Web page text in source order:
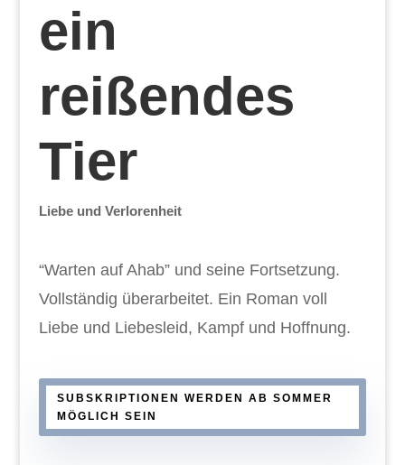
ein
reißendes
Tier
Liebe und Verlorenheit
“Warten auf Ahab” und seine Fortsetzung.
Vollständig überarbeitet. Ein Roman voll
Liebe und Liebesleid, Kampf und Hoffnung.
SUBSKRIPTIONEN WERDEN AB SOMMER
MÖGLICH SEIN